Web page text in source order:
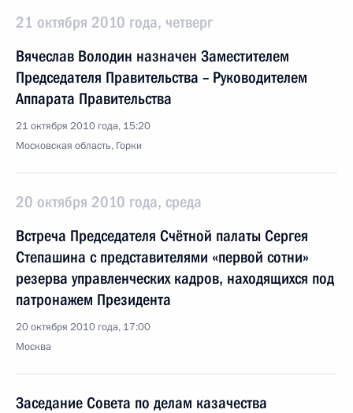
21 октября 2010 года, четверг
Вячеслав Володин назначен Заместителем
Председателя Правительства – Руководителем
Аппарата Правительства
21 октября 2010 года, 15:20
Московская область, Горки
20 октября 2010 года, среда
Встреча Председателя Счётной палаты Сергея
Степашина с представителями «первой сотни»
резерва управленческих кадров, находящихся под
патронажем Президента
20 октября 2010 года, 17:00
Москва
Заседание Совета по делам казачества